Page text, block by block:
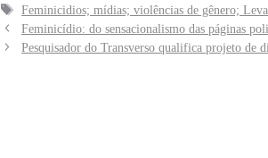
Tags
Feminicidios; mídias; violências de gênero;
Feminicídio: do sensacionalismo das páginas
Pesquisador do Transverso qualifica projeto de